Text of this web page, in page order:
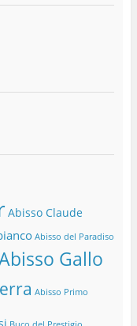
Abisso Claude
Abisso del Paradiso
Gallo
Abisso Primo